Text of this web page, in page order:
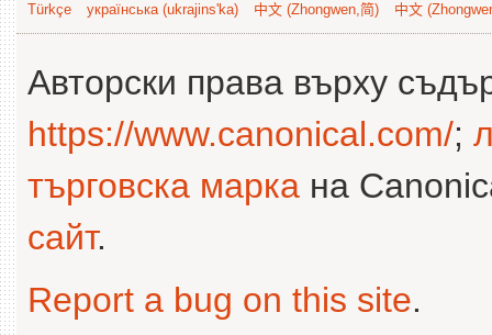
Türkçe
українська (ukrajins'ka) 中文 (Zhongwen,简) 中文
Авторски права върху
https://www.canonical.com/;
търговска марка на
сайт.
Report a bug on this site.